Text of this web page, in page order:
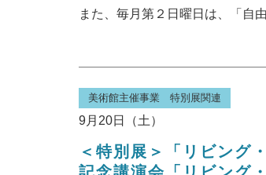
また、毎月第２日曜日は、「自
美術館主催事業 特別展関連
9月20日（土）
＜特別展＞「リビング